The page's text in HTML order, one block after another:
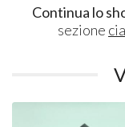
Continua lo
sezione